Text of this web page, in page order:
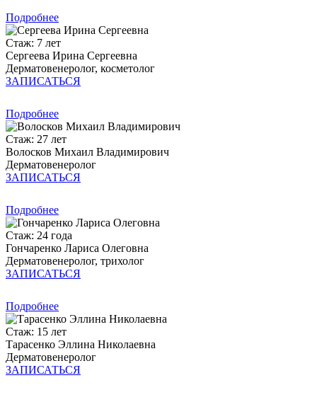
Подробнее
Стаж: 7 лет
Сергеева Ирина Сергеевна
Дерматовенеролог, косметолог
ЗАПИСАТЬСЯ
Подробнее
Стаж: 27 лет
Волосков Михаил Владимирович
Дерматовенеролог
ЗАПИСАТЬСЯ
Подробнее
Стаж: 24 года
Гончаренко Лариса Олеговна
Дерматовенеролог, трихолог
ЗАПИСАТЬСЯ
Подробнее
Стаж: 15 лет
Тарасенко Эллина Николаевна
Дерматовенеролог
ЗАПИСАТЬСЯ